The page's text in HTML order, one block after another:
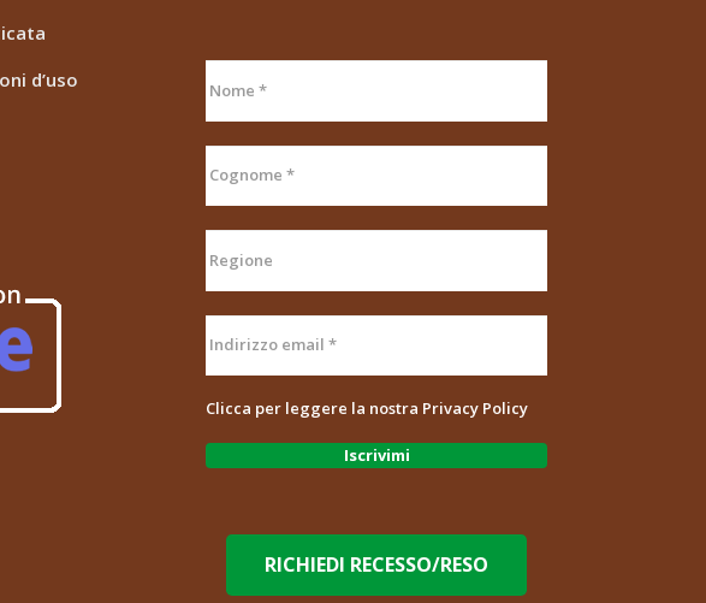
d’uso
Clicca per leggere la nostra Privacy Policy
RICHIEDI RECESSO/RESO